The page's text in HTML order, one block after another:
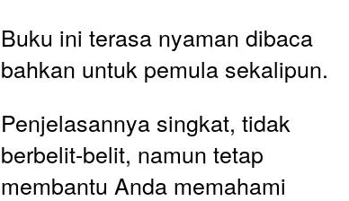
Buku ini terasa nyaman dibaca
bahkan untuk pemula sekalipun.
Penjelasannya singkat, tidak
berbelit-belit, namun tetap
membantu Anda memahami